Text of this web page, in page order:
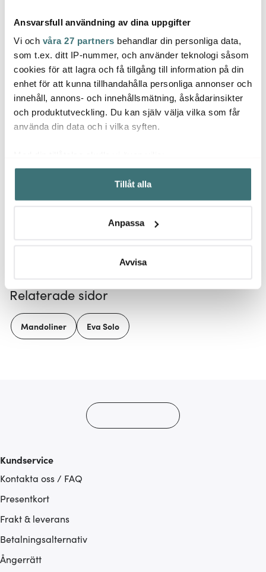
Ansvarsfull användning av dina uppgifter
Vi och våra 27 partners behandlar din personliga data,
som t.ex. ditt IP-nummer, och använder teknologi såsom
cookies för att lagra och få tillgång till information på din
enhet för att kunna tillhandahålla personliga annonser och
innehåll, annons- och innehållsmätning, åskådarinsikter
och produktutveckling. Du kan själv välja vilka som får
använda din data och i vilka syften.
Samla in information om din geografiska plats som
kan ha en noggrannhet på upp till flera meter
Identifiera din enhet genom att aktivt skanna den för
Ta reda på mer om hur dina personliga uppgifter
Du kan ändra eller dra tillbaka ditt samtycke när som
Vi använder cookies för att innehållet och annonserna
ska anpassas efter det som vi tror att du tycker om. Det
gör också att vi kan analysera vår trafik och göra
Tillåt alla
Anpassa
Avvisa
Jonas
Jonas Måttsats i 4 delar
Rostfri
129 kr
Mingle
Kökstermometer digital
Svart
209 kr
Låt dig inspireras av våra kunder
Relaterade sidor
Mandoliner Eva Solo
Kundservice
Kontakta oss / FAQ
Presentkort
Frakt & leverans
Betalningsalternativ
Ångerrätt